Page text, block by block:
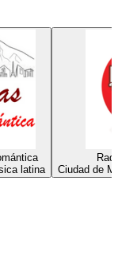
latina
Ciudad de